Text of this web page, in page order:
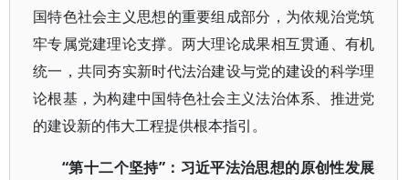
国特色社会主义思想的重要组成部分，为依规治党筑
牢专属党建理论支撑。两大理论成果相互贯通、有机
统一，共同夯实新时代法治建设与党的建设的科学理
论根基，为构建中国特色社会主义法治体系、推进党
的建设新的伟大工程提供根本指引。
“第十二个坚持”：习近平法治思想的原创性发展